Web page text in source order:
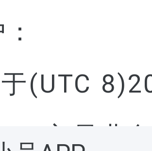
(UTC
交易业